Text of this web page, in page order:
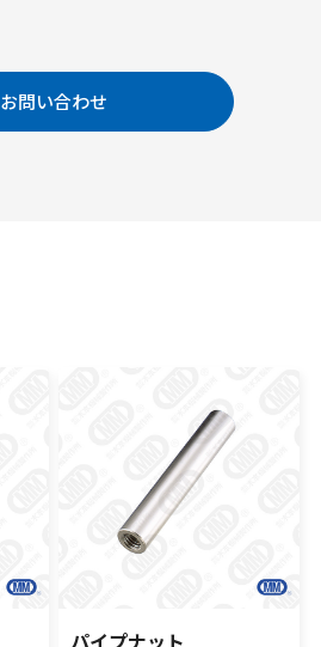
お問い合わせ
パイプナット